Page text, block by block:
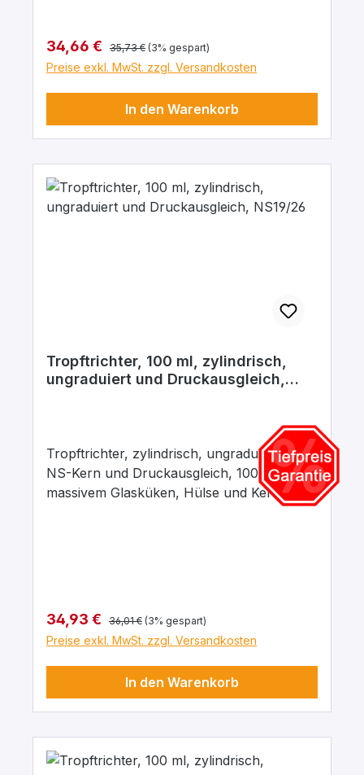
Verkaufspreis:
34,66 € Regulärer Preis:
35,73 € (3% gespart)
Preise exkl. MwSt. zzgl. Versandkosten
In den Warenkorb
Tropftrichter, 100 ml, zylindrisch,
ungraduiert und Druckausgleich,
Tropftrichter, zylindrisch, ungraduiert, mit
NS-Kern und Druckausgleich, 100 ml mit
massivem Glasküken, Hülse und Kern: NS
Verkaufspreis:
34,93 € Regulärer Preis:
36,01 € (3% gespart)
Preise exkl. MwSt. zzgl. Versandkosten
In den Warenkorb